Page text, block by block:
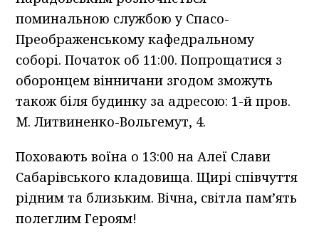
поминальною службою у Спасо-
Преображенському кафедральному
соборі. Початок об 11:00. Попрощатися з
оборонцем вінничани згодом зможуть
також біля будинку за адресою: 1-й пров.
М. Литвиненко-Вольгемут, 4.
Поховають воїна о 13:00 на Алеї Слави
Сабарівського кладовища. Щирі співчуття
рідним та близьким. Вічна, світла пам’ять
полеглим Героям!